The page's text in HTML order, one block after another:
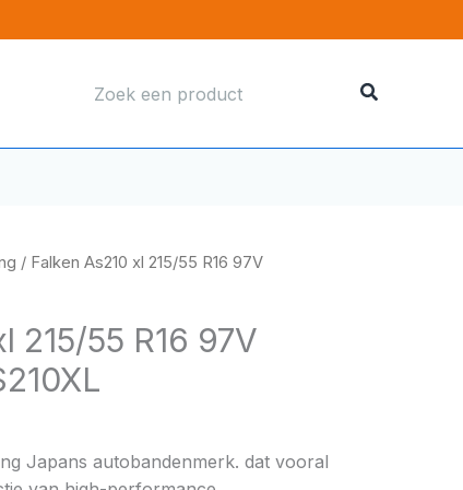
naar:
/ Falken As210 xl 215/55 R16 97V
215/55 R16 97V
Japans autobandenmerk. dat vooral